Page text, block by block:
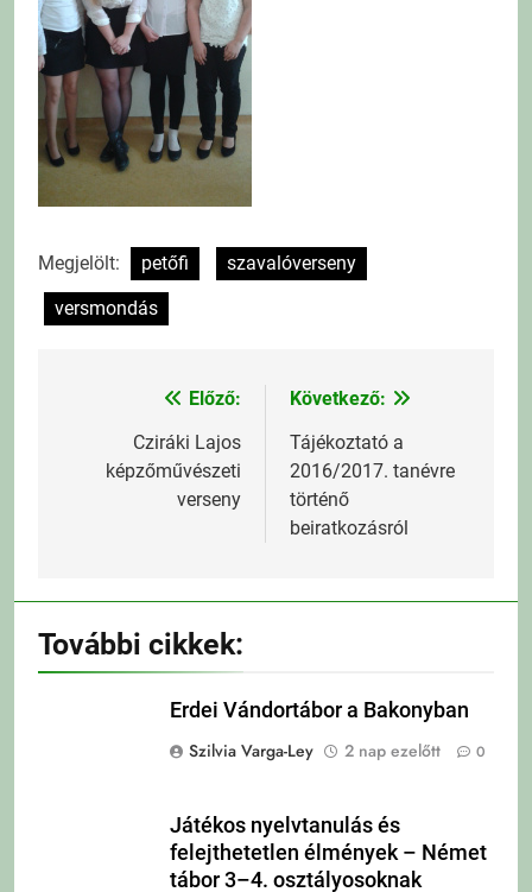
Megjelölt: petőfi
szavalóverseny
versmondás
Bejegyzés
navigáció
Előző:
Cziráki Lajos
képzőművészeti
verseny
Következő:
Tájékoztató a
2016/2017. tanévre
történő
beiratkozásról
További cikkek:
Erdei Vándortábor a Bakonyban
Szilvia Varga-Ley
2 nap ezelőtt 0
Játékos nyelvtanulás és
felejthetetlen élmények – Német
tábor 3–4. osztályosoknak